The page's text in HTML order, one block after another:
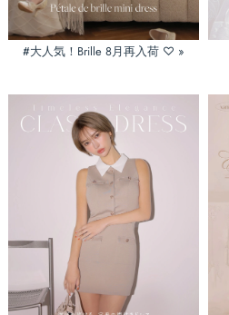
#大人気！Brille 8月再入荷 ♡ »